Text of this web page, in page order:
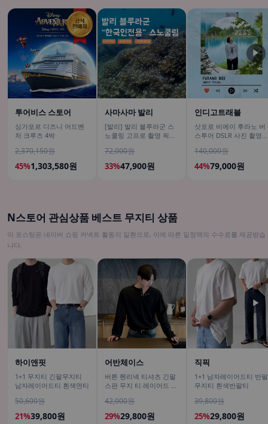
투어비스 스토어
싱가포르 디즈니 어드벤
처 크루즈 4박
2,370,150원
45%1,303,580원
사마사마 발리
[발리] 발리 블루라군 스
노쿨링 고프로 촬영 픽업
체험 산호 열대어
72,000원
33%47,900원
인디고트래블
삿포로 비에이 후라노 버
스투어 DSLR 사진 촬영
140,000원
44%79,000원
▶
N스토어 관심상품 베스트 무지티 상품
이 포스팅은 네이버 쇼핑 커넥트 활동의 일환으로, 이에 따른 일정액의 수수료를 제공받습
니다.
하이앤핏
1+1 무지티 긴팔무지티
남자레이어드티 흰색면티
50,600원
21%39,800원
어반체이스
버튼 헨리넥 티셔츠 긴팔
스판 무지 티 레이어드 이
룩
42,000원
29%29,800원
직픽
1+1 남자레이어드티 반팔
무지티 흰색반팔티
39,800원
25%29,800원
▶